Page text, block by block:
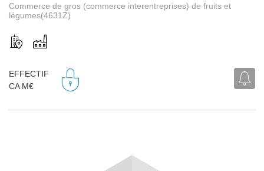
Commerce de gros (commerce interentreprises) de fruits et
légumes(4631Z)
EFFECTIF
CA M€